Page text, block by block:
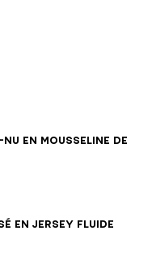
en mousseline de
3436384042
en jersey fluide
3436384042